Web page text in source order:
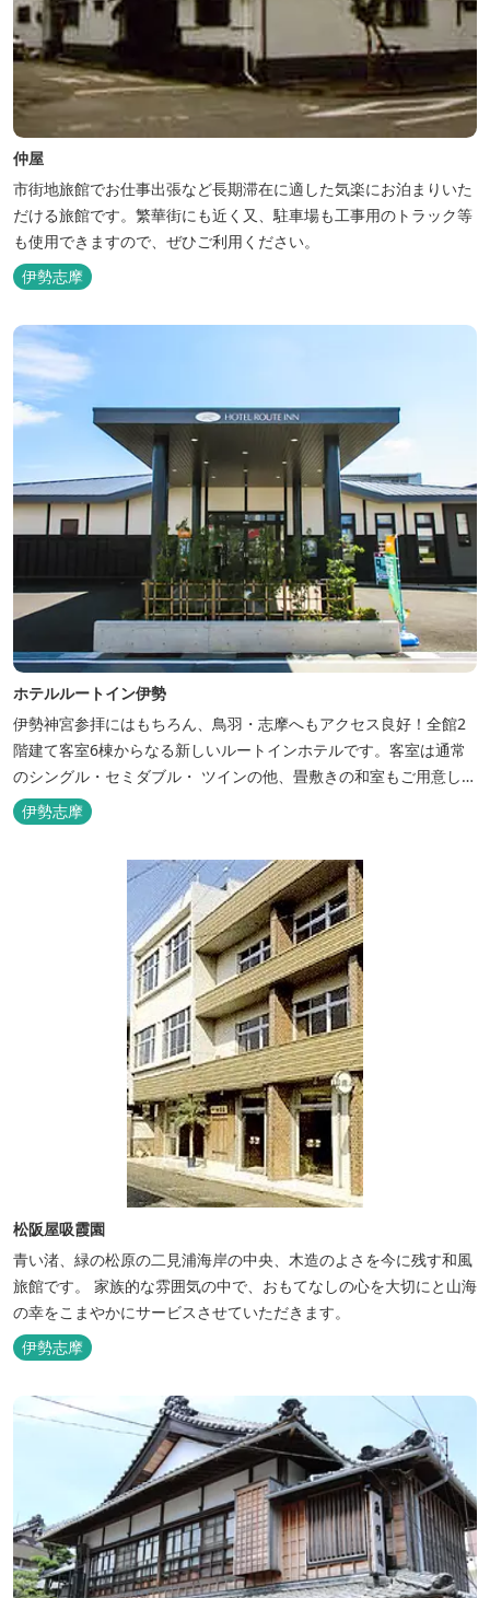
仲屋
市街地旅館でお仕事出張など長期滞在に適した気楽にお泊まりいた
だける旅館です。繁華街にも近く又、駐車場も工事用のトラック等
も使用できますので、ぜひご利用ください。
伊勢志摩
ホテルルートイン伊勢
伊勢神宮参拝にはもちろん、鳥羽・志摩へもアクセス良好！全館2
階建て客室6棟からなる新しいルートインホテルです。客室は通常
のシングル・セミダブル・ ツインの他、畳敷きの和室もご用意して
おります。 （和室はベッドが設置されています）靴を脱いでお部屋
でおくつろぎください。 また、朝食バイキング無料サービス（営業
時間6:30～900）、大浴場完備、全室インターネット回線完備（Wi-
伊勢志摩
松阪屋吸霞園
青い渚、緑の松原の二見浦海岸の中央、木造のよさを今に残す和風
旅館です。 家族的な雰囲気の中で、おもてなしの心を大切にと山海
の幸をこまやかにサービスさせていただきます。
伊勢志摩